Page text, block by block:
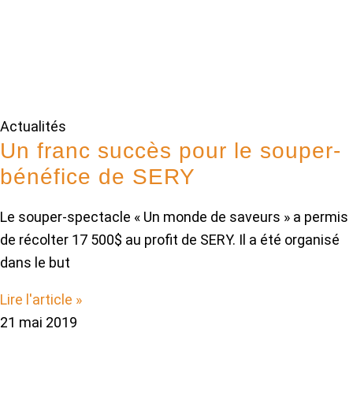
Actualités
Un franc succès pour le souper-
bénéfice de SERY
Le souper-spectacle « Un monde de saveurs » a permis
de récolter 17 500$ au profit de SERY. Il a été organisé
dans le but
Lire l'article »
21 mai 2019